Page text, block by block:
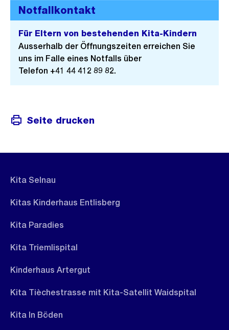
Notfallkontakt
Für Eltern von bestehenden Kita-Kindern
Ausserhalb der Öffnungszeiten erreichen Sie
uns im Falle eines Notfalls über
Telefon +41 44 412 89 82.
Seite drucken
Kita Selnau
Kitas Kinderhaus Entlisberg
Kita Paradies
Kita Triemlispital
Kinderhaus Artergut
Kita Tièchestrasse mit Kita-Satellit Waidspital
Kita In Böden